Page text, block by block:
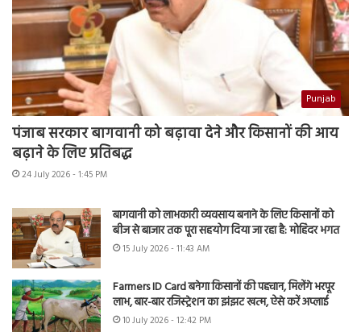
Punjab
पंजाब सरकार बागवानी को बढ़ावा देने और किसानों की आय
बढ़ाने के लिए प्रतिबद्ध
24 July 2026 - 1:45 PM
बागवानी को लाभकारी व्यवसाय बनाने के लिए किसानों को
बीज से बाजार तक पूरा सहयोग दिया जा रहा है: मोहिंदर भगत
15 July 2026 - 11:43 AM
Farmers ID Card बनेगा किसानों की पहचान, मिलेंगे भरपूर
लाभ, बार-बार रजिस्ट्रेशन का झंझट खत्म, ऐसे करें अप्लाई
10 July 2026 - 12:42 PM